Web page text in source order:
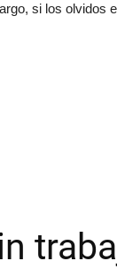
si los olvidos